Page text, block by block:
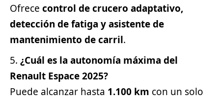
Ofrece control de crucero adaptativo,
detección de fatiga y asistente de
mantenimiento de carril.
¿Cuál es la autonomía máxima del
Renault Espace 2025?
Puede alcanzar hasta 1.100 km con un solo